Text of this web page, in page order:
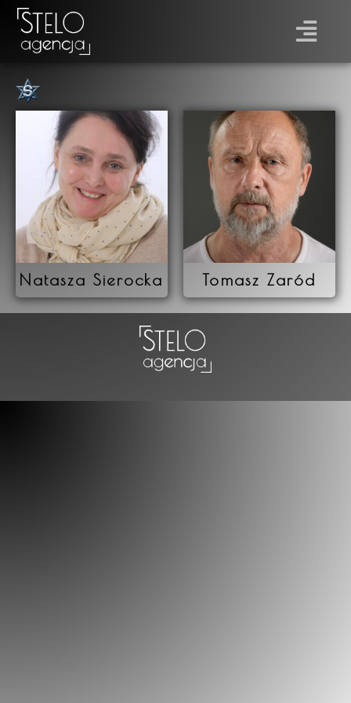
Prawo jazdy
Natasza Sierocka Tomasz Zaród